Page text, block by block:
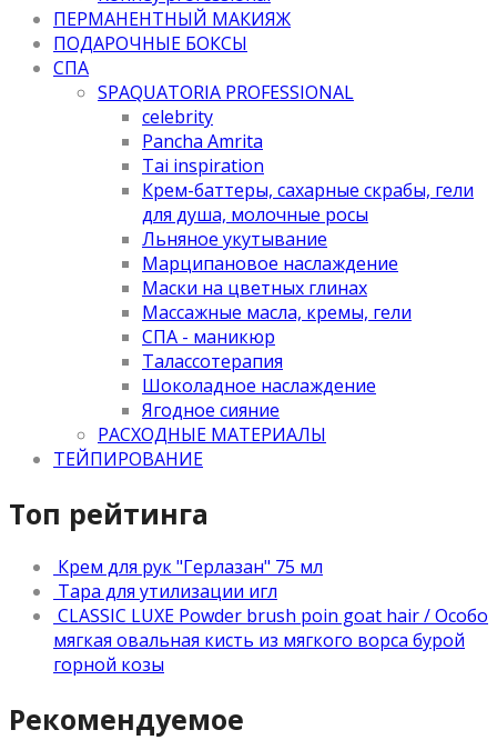
ПЕРМАНЕНТНЫЙ МАКИЯЖ
ПОДАРОЧНЫЕ БОКСЫ
СПА
SPAQUATORIA PROFESSIONAL
celebrity
Pancha Amrita
Tai inspiration
Крем-баттеры, сахарные скрабы, гели
для душа, молочные росы
Льняное укутывание
Марципановое наслаждение
Маски на цветных глинах
Массажные масла, кремы, гели
СПА - маникюр
Талассотерапия
Шоколадное наслаждение
Ягодное сияние
РАСХОДНЫЕ МАТЕРИАЛЫ
ТЕЙПИРОВАНИЕ
Топ рейтинга
Крем для рук "Герлазан" 75 мл
Тара для утилизации игл
CLASSIC LUXE Powder brush poin goat hair / Особо
мягкая овальная кисть из мягкого ворса бурой
горной козы
Рекомендуемое